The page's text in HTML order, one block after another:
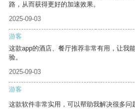
路，从而获得更好的加速效果。
2025-09-03
游客
这款app的酒店、餐厅推荐非常有用，让我
验。
2025-09-03
游客
这款软件非常实用，可以帮助我解决很多问